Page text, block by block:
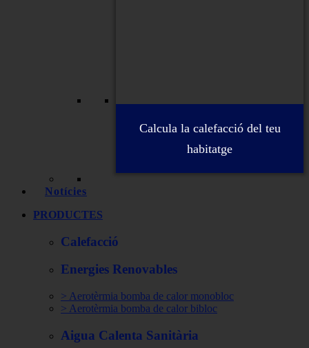
Calcula la calefacció del teu
habitatge
Notícies
PRODUCTES
Calefacció
Energies Renovables
> Aerotèrmia bomba de calor monobloc
> Aerotèrmia bomba de calor bibloc
Aigua Calenta Sanitària